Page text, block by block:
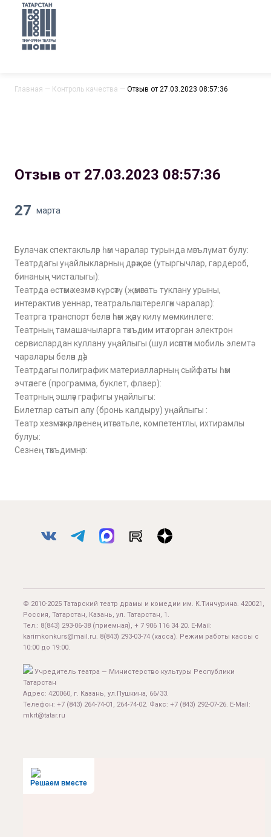
Главная — Контроль качества — Отзыв от 27.03.2023 08:57:36
Отзыв от 27.03.2023 08:57:36
27 марта
Булачак спектакльләр һәм чаралар турында мәгълүмат булу:
Театрдагы уңайлыкларның дәрәҗәсе (утыргычлар, гардероб,
бинаның чисталыгы):
Театрда өстәмә хезмәт күрсәтү (җәмәгать туклану урыны,
интерактив уеннар, театральләштерелгән чаралар):
Театрга транспорт белән һәм җәяү килү мөмкинлеге:
Театрның тамашачыларга тәкъдим итә торган электрон
сервислардан куллану уңайлыгы (шул исәптән мобиль элемтә
чаралары белән дә):
Театрдагы полиграфик материалларның сыйфаты һәм
эчтәлеге (программа, буклет, флаер):
Театрның эшләү графигы уңайлыгы:
Билетлар сатып алу (бронь калдыру) уңайлыгы :
Театр хезмәткәрләренең итәгатьле, компетентлы, ихтирамлы
булуы:
Сезнең тәкъдимнәр:
© 2010-2025 Татарский театр драмы и комедии им. К.Тинчурина. 420021,
Россия, Татарстан, Казань, ул. Татарстан, 1.
Тел.: 8(843) 293-06-38 (приемная), + 7 906 116 34 20. E-Mail:
karimkonkurs@mail.ru. 8(843) 293-03-74 (касса). Режим работы кассы с
10:00 до 19:00.
Учредитель театра — Министерство культуры Республики
Татарстан
Адрес: 420060, г. Казань, ул.Пушкина, 66/33.
Телефон: +7 (843) 264-74-01, 264-74-02. Факс: +7 (843) 292-07-26. E-Mail:
mkrt@tatar.ru
Решаем вместе